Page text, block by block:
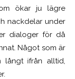
ökar ju lägre
nackdelar under
dialoger för då
Något som är
långt ifrån alltid,